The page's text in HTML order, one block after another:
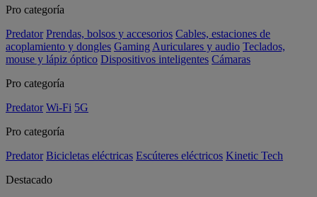
Pro categoría
Predator Prendas, bolsos y accesorios Cables, estaciones de
acoplamiento y dongles Gaming Auriculares y audio Teclados,
mouse y lápiz óptico Dispositivos inteligentes Cámaras
Pro categoría
Predator Wi-Fi 5G
Pro categoría
Predator Bicicletas eléctricas Escúteres eléctricos Kinetic Tech
Destacado